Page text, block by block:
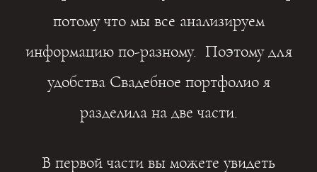
потому что мы все анализируем
информацию по-разному. Поэтому для
удобства Свадебное портфолио я
разделила на две части.
В первой части вы можете увидеть